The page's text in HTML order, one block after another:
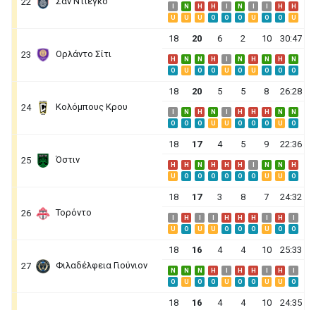
N H H N H
H
U
U U O O O U O O U
23 Ορλάντο Σίτι
18 20 6 2 10 30:47
H N N H N H N H
N
O
U O O U O U O O O
24 Κολόμπους Κρου
18 20 5 5 8 26:28
N H N H H H N
N
O
O O U U O O O U O
25 Όστιν
18 17 4 5 9 22:36
H H N H H H N N
H
U
O O O O O O U U O
26 Τορόντο
18 17 3 8 7 24:32
H H H H H
U
O U U O O O U O O
27 Φιλαδέλφεια Γιούνιον
18 16 4 4 10 25:33
N N N H H H H
O
U O O U O O U U O
18 16 4 4 10 24:35